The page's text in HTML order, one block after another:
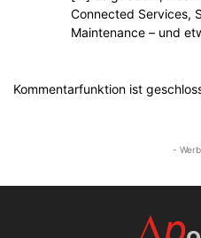
Connected Services,
Maintenance – und
Kommentarfunktion ist
-